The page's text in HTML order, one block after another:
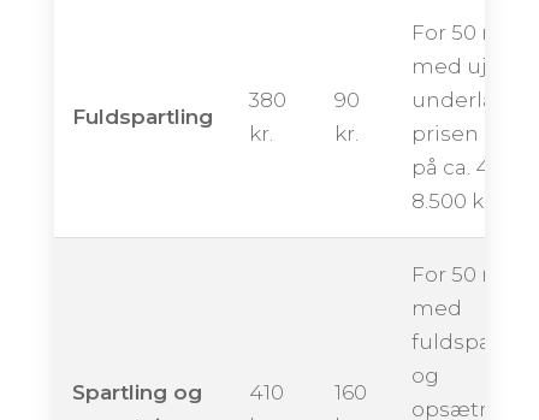
Fuldspartling
380
kr.
90
kr.
For 50 m²
med
underlag
prisen ligge
på ca. 4.500
8.500
Spartling og
410
160
For 50 m²
med
og
opsætning